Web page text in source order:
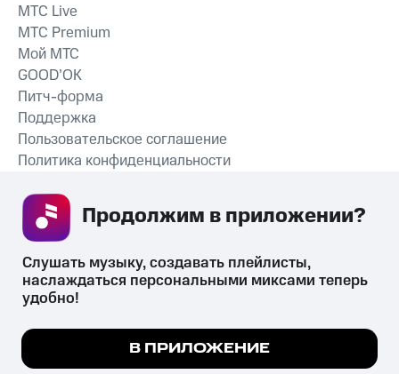
СКАЧАТЬ ПРИЛОЖЕНИЕ
MTС Live
MTС Premium
Мой МТС
GOOD’OK
Питч-форма
Поддержка
Пользовательское соглашение
Политика конфиденциальности
психотропных веществ, их аналогов причиняет вред здоровью,
их незаконный оборот запрещён и влечёт установленную
законодательством ответственность.
Мы используем куки, чтобы на сайте все
Подробнее
Слушать музыку, создавать плейлисты,
наслаждаться персональными миксами теперь
удобно!
В ПРИЛОЖЕНИЕ